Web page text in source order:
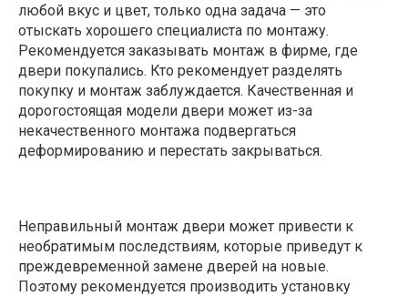
любой вкус и цвет, только одна задача — это
отыскать хорошего специалиста по монтажу.
Рекомендуется заказывать монтаж в фирме, где
двери покупались. Кто рекомендует разделять
покупку и монтаж заблуждается. Качественная и
дорогостоящая модели двери может из-за
некачественного монтажа подвергаться
деформированию и перестать закрываться.
Неправильный монтаж двери может привести к
необратимым последствиям, которые приведут к
преждевременной замене дверей на новые.
Поэтому рекомендуется производить установку